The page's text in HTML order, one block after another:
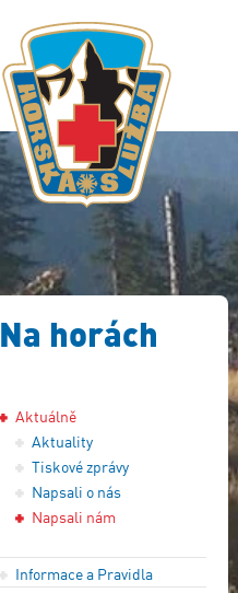
Na horách
Aktuálně
Aktuality
Tiskové zprávy
Napsali o nás
Napsali nám
Informace a Pravidla